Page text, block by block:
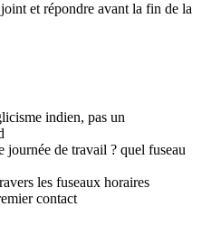
et répondre avant la fin de la
indien, pas un
de travail ? quel fuseau
les fuseaux horaires
contact